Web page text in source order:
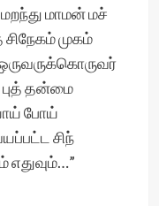
மாமன் மச்
முகம்
புத் தன்மை
போய்
சிந்